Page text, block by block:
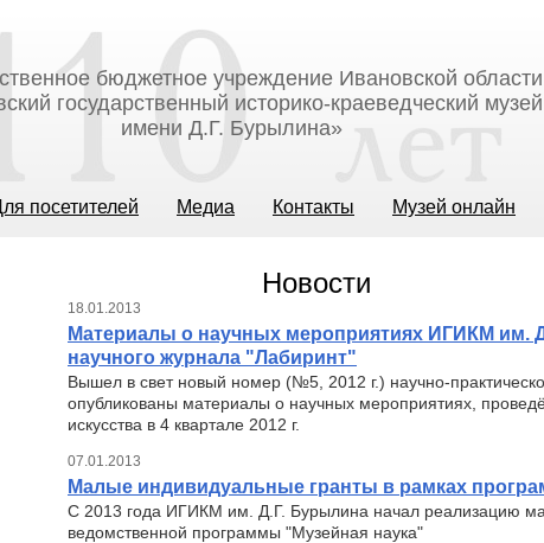
бюджетное учреждение Ивановской области
государственный историко-краеведческий музей
имени Д.Г. Бурылина»
посетителей Медиа Контакты Музей онлайн
Новости
18.01.2013
Материалы о научных мероприятиях ИГИКМ им.
научного журнала "Лабиринт"
Вышел в свет новый номер (№5, 2012 г.) научно-
опубликованы материалы о научных мероприятиях,
искусства в 4 квартале 2012 г.
07.01.2013
Малые индивидуальные гранты в рамках
С 2013 года ИГИКМ им. Д.Г. Бурылина начал реализацию
ведомственной программы "Музейная наука"